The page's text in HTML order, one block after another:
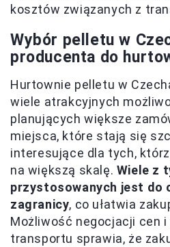
kosztów związanych z
Wybór pelletu w
producenta do
Hurtownie pelletu w
wiele atrakcyjnych
planujących większe
miejsca, które stają się
interesujące dla tych,
na większą skalę. Wiele z
przystosowanych jest do
zagranicy, co ułatwia
Możliwość negocjacji cen i
transportu sprawia, że